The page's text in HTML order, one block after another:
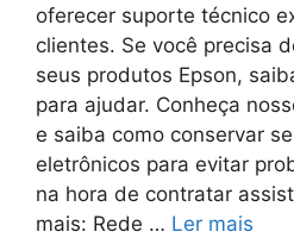
oferecer suporte técnico
clientes. Se você precisa
seus produtos Epson,
para ajudar. Conheça
e saiba como conservar
eletrônicos para evitar
na hora de contratar
mais: Rede … Ler mais